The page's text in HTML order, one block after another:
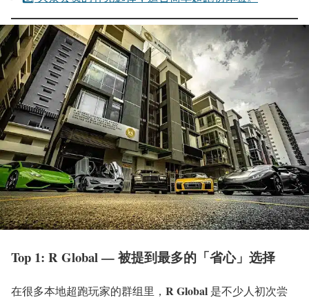
Top 1: R Global — 被提到最多的「省心」选择
在很多本地超跑玩家的群组里， R Global 是不少人初次尝